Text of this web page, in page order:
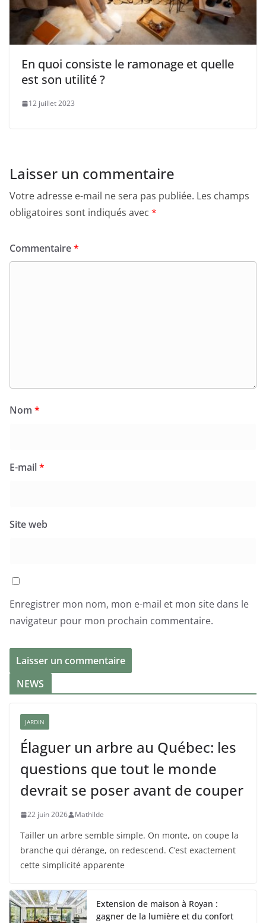
En quoi consiste le ramonage et quelle
est son utilité ?
12 juillet 2023
Laisser un commentaire
Votre adresse e-mail ne sera pas publiée. Les champs
obligatoires sont indiqués avec *
Commentaire*
Nom *
E-mail*
Site web
Enregistrer mon nom, mon e-mail et mon site dans le
navigateur pour mon prochain commentaire.
NEWS
JARDIN
Élaguer un arbre au Québec: les
questions que tout le monde
devrait se poser avant de couper
22 juin 2026 Mathilde
Tailler un arbre semble simple. On monte, on coupe la
branche qui dérange, on redescend. C’est exactement
cette simplicité apparente
Extension de maison à Royan :
gagner de la lumière et du confort